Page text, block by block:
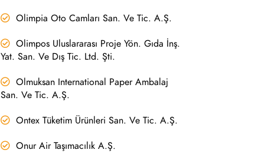
Olimpia Oto Camları San. Ve Tic. A.Ş.
Olimpos Uluslararası Proje Yön. Gıda İnş.
Yat. San. Ve Dış Tic. Ltd. Şti.
Olmuksan International Paper Ambalaj
San. Ve Tic. A.Ş.
Ontex Tüketim Ürünleri San. Ve Tic. A.Ş.
Onur Air Taşımacılık A.Ş.